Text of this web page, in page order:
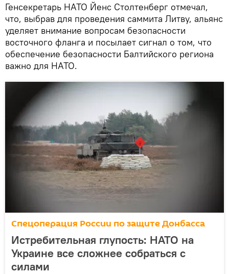
Генсекретарь НАТО Йенс Столтенберг отмечал,
что, выбрав для проведения саммита Литву, альянс
уделяет внимание вопросам безопасности
восточного фланга и посылает сигнал о том, что
обеспечение безопасности Балтийского региона
важно для НАТО.
Спецоперация России по защите Донбасса
Истребительная глупость: НАТО на
Украине все сложнее собраться с
силами